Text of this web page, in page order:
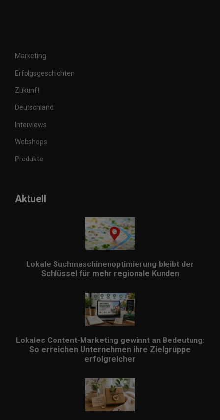
Marketing
Erfolgsgeschichten
Zukunft
Deutschland
Interviews
Webshops
Produkte
Aktuell
Lokale Suchmaschinenoptimierung bleibt der
Schlüssel für mehr regionale Kunden
Lokales Content-Marketing gewinnt an Bedeutung:
So erreichen Unternehmen ihre Zielgruppe
erfolgreicher